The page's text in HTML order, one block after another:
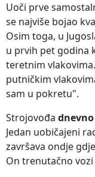
Uoči prve
se najviše bojao
Osim toga, u
u prvih pet godina
teretnim
putničkim
sam u pokretu".
Strojovođa
Jedan uobičajeni
završava ondje
On trenutačno